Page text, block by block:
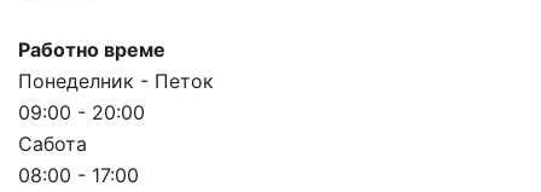
Работно време
Понеделник - Петок
09:00 - 20:00
Сабота
08:00 - 17:00